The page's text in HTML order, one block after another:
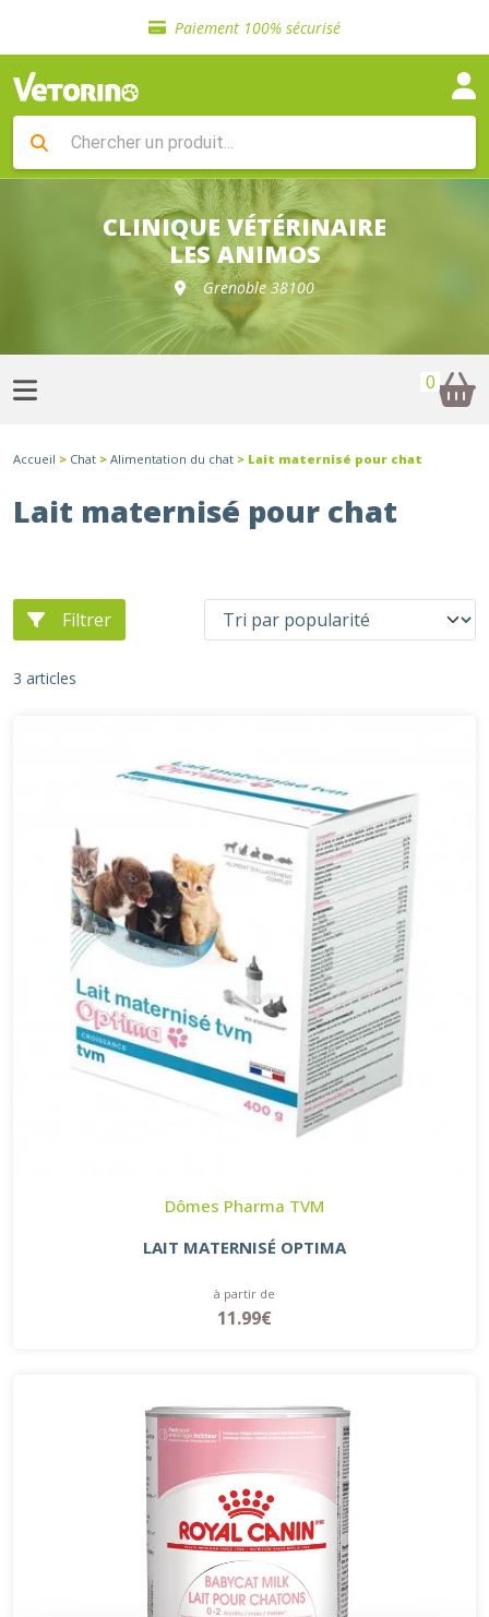
Paiement 100% sécurisé
Livraison gratuite en clinique vétérinaire
Sélection de croquettes vétérinaire
Livraison gratuite en clinique vétérinaire
Retour gratuit en clinique
Sélection de croquettes vétérinaire
CLINIQUE VÉTÉRINAIRE
LES ANIMOS
Grenoble 38100
0
Accueil > Chat > Alimentation du chat > Lait maternisé pour chat
Lait maternisé pour chat
Filtrer
3 articles
Dômes Pharma TVM
LAIT MATERNISÉ OPTIMA
à partir de
11.99€